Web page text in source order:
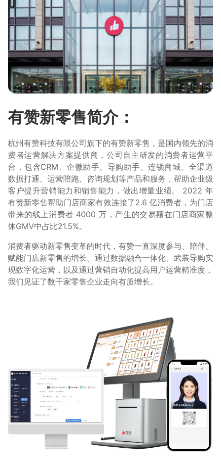
有赞新零售简介：
杭州有赞科技有限公司旗下的有赞新零售，是国内领先的消
费者运营解决方案提供商，公司自主研发的消费者运营平
台，包含CRM、企微助手、导购助手、连锁商城、全渠道
数据打通、运营陪跑、咨询规划等产品和服务，帮助企业级
客户提升营销能力和销售能力，做出增量业绩。 2022 年
有赞新零售帮助门店商家有效连接了2.6 亿消费者，为门店
带来的线上消费者 4000 万，产生的交易额在门店商家整
体GMV中占比21.5%。
消费者驱动新零售变革的时代，有赞一直深度参与、陪伴、
赋能门店新零售的增长。通过数据融合一体化、武装导购实
现数字化运营，以及通过营销自动化提高用户运营精准度，
我们见证了数千家零售企业走向有质增长。